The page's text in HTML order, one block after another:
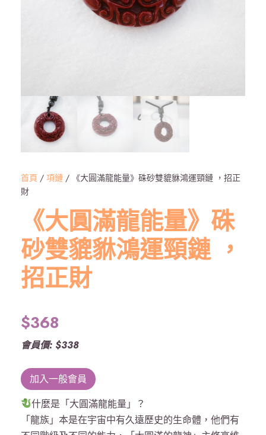
首頁 / 項鏈 / 《大圓滿龍能量》硃砂雙貔貅鴻運頸鏈 ，招正
財
《大圓滿龍能量》硃
砂雙貔貅鴻運頸鏈 ，
招正財
$368
會員價: $338
加入一般會員
什麼是「大圓滿龍能量」？
「龍族」本是在宇宙中有久遠歷史的生命體，他們有